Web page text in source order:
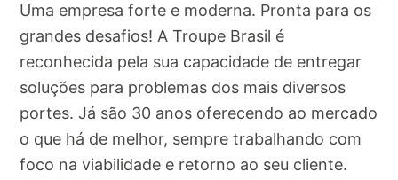
Uma empresa forte e moderna. Pronta para os
grandes desafios! A Troupe Brasil é
reconhecida pela sua capacidade de entregar
soluções para problemas dos mais diversos
portes. Já são 30 anos oferecendo ao mercado
o que há de melhor, sempre trabalhando com
foco na viabilidade e retorno ao seu cliente.